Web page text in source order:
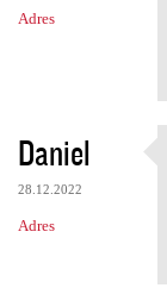
Adres
Daniel
28.12.2022
Adres